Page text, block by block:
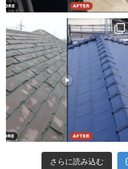
さらに読み込む